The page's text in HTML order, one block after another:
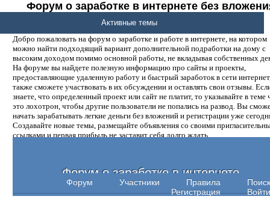
Форум о заработке в интернете без
денег.
Добро пожаловать на форум о заработке и работе в интернете, на котором
можно найти подходящий вариант дополнительной подработки на дому с
высоким доходом помимо основной работы, не вкладывая собственных
На форуме вы найдете полезную информацию про сайты и проекты,
предоставляющие удаленную работу и быстрый заработок в сети
также сможете участвовать в их обсуждении и оставлять свои отзывы.
знаете, что определенный проект или сайт не платит, то указывайте в теме
это лохотрон, чтобы другие пользователи не попались на развод. Вы
начать зарабатывать легкие деньги без вложений и регистрации уже
Создавайте новые темы, размещайте объявления со своими
ссылками и первая прибыль не заставит себя долго ждать.
Форум о заработке в интернете
Форум Участники Правила
Поиск
Регистрация
Войти
Активные темы